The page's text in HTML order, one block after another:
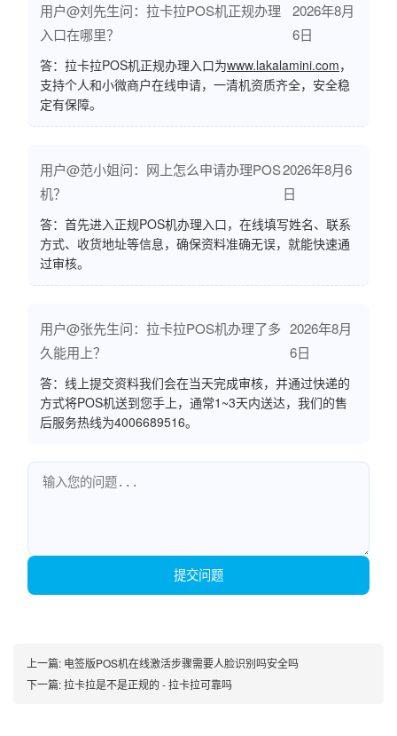
用户@刘先生问：拉卡拉POS机正规办理
入口在哪里？
2026年8月
6日
答：拉卡拉POS机正规办理入口为www.lakalamini.com，
支持个人和小微商户在线申请，一清机资质齐全，安全稳
定有保障。
用户@范小姐问：网上怎么申请办理POS
机？
2026年8月6
日
答：首先进入正规POS机办理入口，在线填写姓名、联系
方式、收货地址等信息，确保资料准确无误，就能快速通
过审核。
用户@张先生问：拉卡拉POS机办理了多
久能用上？
2026年8月
6日
答：线上提交资料我们会在当天完成审核，并通过快递的
方式将POS机送到您手上，通常1~3天内送达，我们的售
后服务热线为4006689516。
提交问题
上一篇: 电签版POS机在线激活步骤需要人脸识别吗安全吗
下一篇:拉卡拉是不是正规的 - 拉卡拉可靠吗